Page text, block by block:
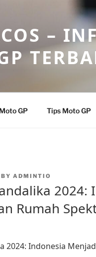
–
Moto GP Tips Moto GP
BY ADMINTIO
2024:
Rumah
2024: Indonesia